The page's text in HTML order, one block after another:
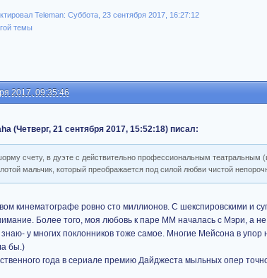
Teleman: Суббота, 23 сентября 2017, 16:27:12
темы
2017, 09:35:46
(Четверг, 21 сентября 2017, 15:52:18) писал:
счету, в дуэте с действительно профессиональным театральным
мальчик, который преображается под силой любви чистой
кинематографе ровно сто миллионов. С шекспировскими и
Более того, моя любовь к паре ММ началась с Мэри, а
знаю- у многих поклонников тоже самое. Многие Мейсона в
бы.)
года в сериале премию Дайджеста мыльных опер